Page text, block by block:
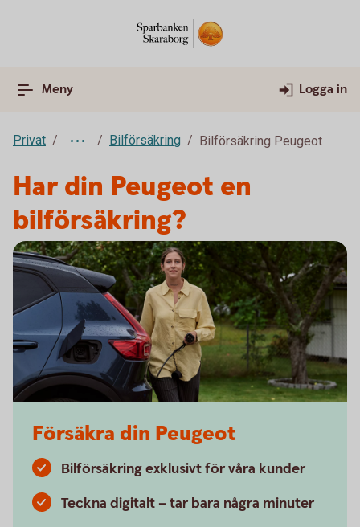
Meny Logga in
Privat Bilförsäkring Bilförsäkring Peugeot
Har din Peugeot en
bilförsäkring?
Försäkra din Peugeot
Bilförsäkring exklusivt för våra kunder
Teckna digitalt – tar bara några minuter